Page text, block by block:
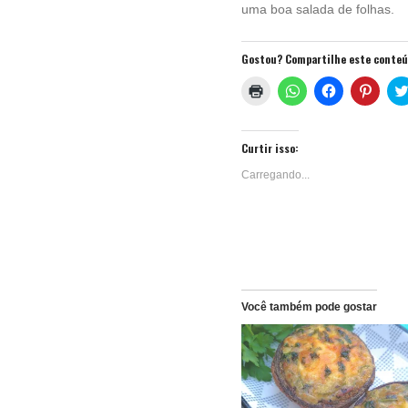
uma boa salada de folhas.
Gostou? Compartilhe este
Clique
para
nova
janela)
Clique
para
Clique
para
Clique
para
Curtir isso:
Carregando...
Você também pode gostar